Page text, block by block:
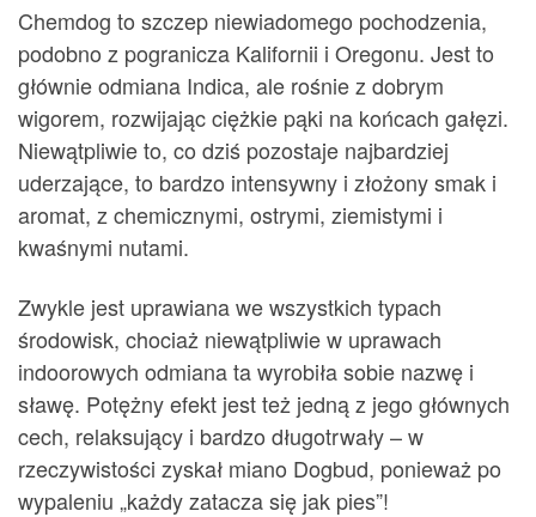
Chemdog to szczep niewiadomego pochodzenia,
podobno z pogranicza Kalifornii i Oregonu. Jest to
głównie odmiana Indica, ale rośnie z dobrym
wigorem, rozwijając ciężkie pąki na końcach gałęzi.
Niewątpliwie to, co dziś pozostaje najbardziej
uderzające, to bardzo intensywny i złożony smak i
aromat, z chemicznymi, ostrymi, ziemistymi i
kwaśnymi nutami.
Zwykle jest uprawiana we wszystkich typach
środowisk, chociaż niewątpliwie w uprawach
indoorowych odmiana ta wyrobiła sobie nazwę i
sławę. Potężny efekt jest też jedną z jego głównych
cech, relaksujący i bardzo długotrwały – w
rzeczywistości zyskał miano Dogbud, ponieważ po
wypaleniu „każdy zatacza się jak pies”!